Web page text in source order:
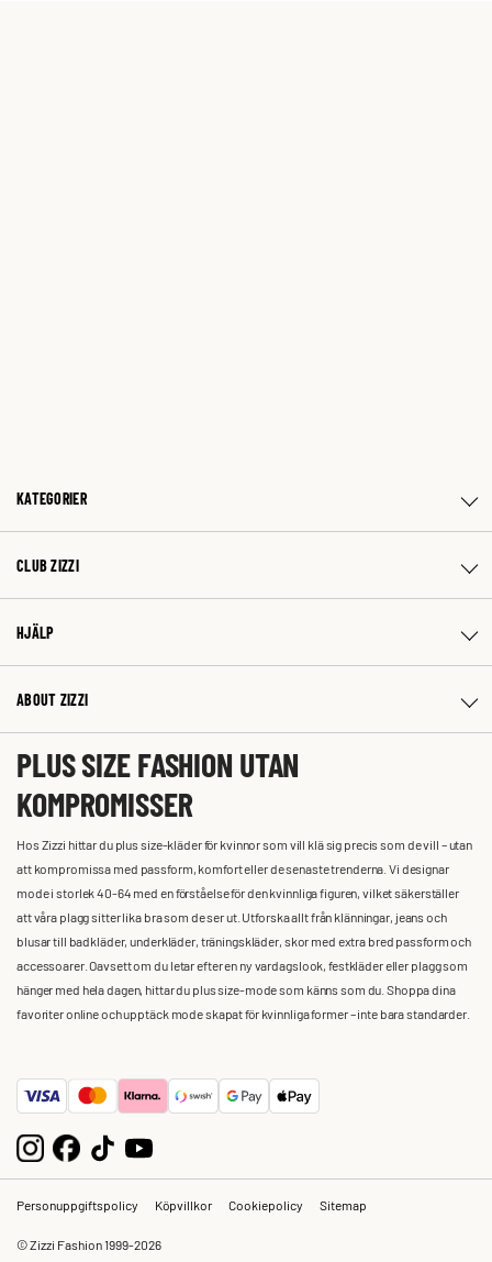
KATEGORIER
CLUB ZIZZI
HJÄLP
ABOUT ZIZZI
PLUS SIZE FASHION UTAN
KOMPROMISSER
Hos Zizzi hittar du plus size-kläder för kvinnor som vill klä sig precis som de vill – utan
att kompromissa med passform, komfort eller de senaste trenderna. Vi designar
mode i storlek 40-64 med en förståelse för den kvinnliga figuren, vilket säkerställer
att våra plagg sitter lika bra som de ser ut. Utforska allt från klänningar, jeans och
blusar till badkläder, underkläder, träningskläder, skor med extra bred passform och
accessoarer. Oavsett om du letar efter en ny vardagslook, festkläder eller plagg som
hänger med hela dagen, hittar du plus size-mode som känns som du. Shoppa dina
favoriter online och upptäck mode skapat för kvinnliga former – inte bara standarder.
Personuppgiftspolicy Köpvillkor Cookiepolicy Sitemap
© Zizzi Fashion 1999-2026